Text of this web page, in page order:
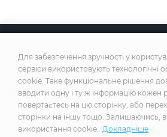
2026 © Усі права
Побудовано на
Для забезпечення зручності у
сервіси використовують технологічні
cookie. Таке функціональне рішення
вводити одну і ту ж інформацію кожен
повертаєтесь на цю сторінку, або
сторінки на іншу тощо. Залишаючись,
використання cookie. Докладніше